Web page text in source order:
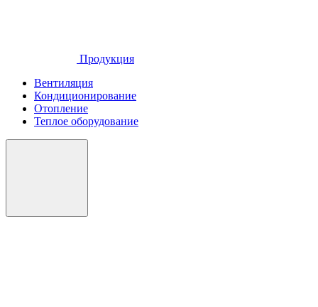
Продукция
Вентиляция
Кондиционирование
Отопление
Теплое оборудование